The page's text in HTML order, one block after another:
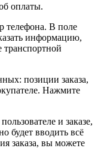
оплаты.
телефона. В поле
информацию,
транспортной
позиции заказа,
Нажмите
и заказе,
будет вводить всё
заказа, вы можете